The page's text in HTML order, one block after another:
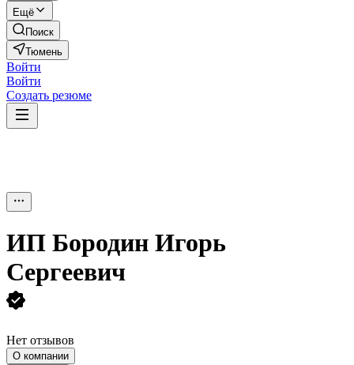
Ещё
Поиск
Тюмень
Войти
Войти
Создать резюме
ИП Бородин Игорь
Сергеевич
Нет отзывов
О компании